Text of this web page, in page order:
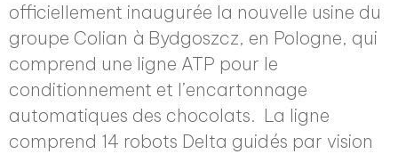
officiellement inaugurée la nouvelle usine du
groupe Colian à Bydgoszcz, en Pologne, qui
comprend une ligne ATP pour le
conditionnement et l’encartonnage
automatiques des chocolats. La ligne
comprend 14 robots Delta guidés par vision